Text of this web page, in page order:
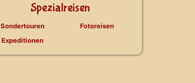
Spezialreisen
Sondertouren
Expeditionen
Fotoreisen